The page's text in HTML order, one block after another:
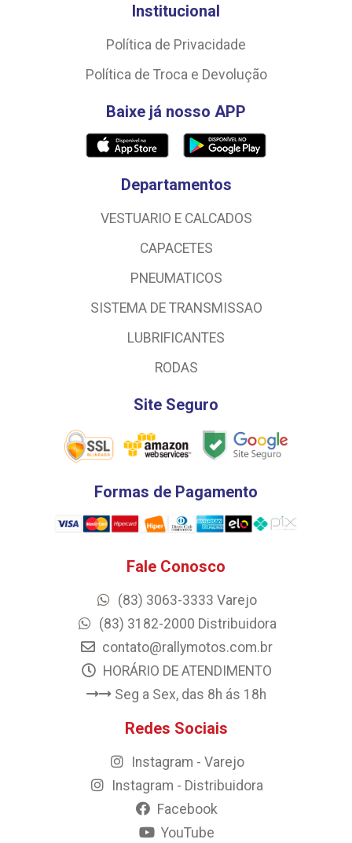
Institucional
Política de Privacidade
Política de Troca e Devolução
Baixe já nosso APP
Departamentos
VESTUARIO E CALCADOS
CAPACETES
PNEUMATICOS
SISTEMA DE TRANSMISSAO
LUBRIFICANTES
RODAS
Site Seguro
Formas de Pagamento
Fale Conosco
(83) 3063-3333 Varejo
(83) 3182-2000 Distribuidora
contato@rallymotos.com.br
HORÁRIO DE ATENDIMENTO
Seg a Sex, das 8h ás 18h
Redes Sociais
Instagram - Varejo
Instagram - Distribuidora
Facebook
YouTube